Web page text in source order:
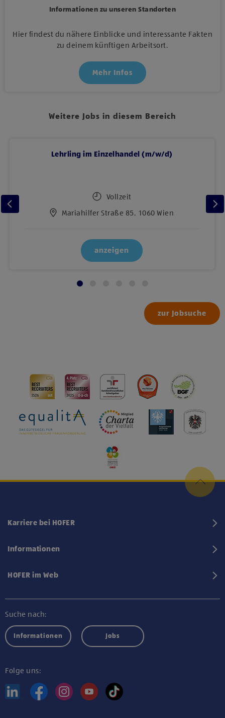
Informationen zu unseren Standorten
Hier findest du nähere Einblicke und interessante Fakten
zu deinem künftigen Arbeitsort.
Mehr Infos
Weitere Jobs in diesem Bereich
Lehrling im Einzelhandel (m/w/d)
Vollzeit
Mariahilfer Straße 85, 1060 Wien
anzeigen
zur Jobsuche
Karriere bei HOFER
Informationen
HOFER im Web
Suche nach:
Informationen Jobs
Folge uns: